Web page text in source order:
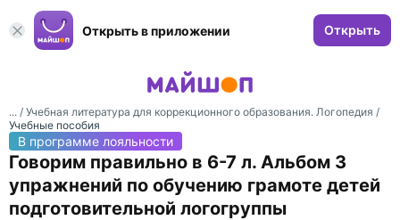
Открыть в приложении Открыть
... / Учебная литература для коррекционного образования. Логопедия /
Учебные пособия
В программе лояльности
Говорим правильно в 6-7 л. Альбом 3
упражнений по обучению грамоте детей
подготовительной логогруппы